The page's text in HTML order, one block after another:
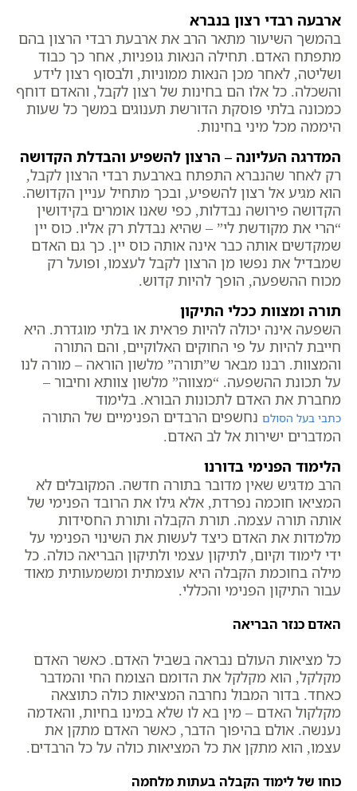
ארבעה רבדי רצון בנברא
בהמשך השיעור מתאר הרב את ארבעת רבדי הרצון בהם
מתפתח האדם. תחילה הנאות גופניות, אחר כך כבוד
ושליטה, לאחר מכן הנאות ממוניות, ולבסוף רצון לידע
והשכלה. כל אלו הם בחינות של רצון לקבל, והאדם דוחף
כמכונה בלתי פוסקת הדורשת תענוגים במשך כל שעות
היממה מכל מיני בחינות.
המדרגה העליונה – הרצון להשפיע והבדלת הקדושה
רק לאחר שהנברא התפתח בארבעת רבדי הרצון לקבל,
הוא מגיע אל רצון להשפיע, ובכך מתחיל עניין הקדושה.
הקדושה פירושה נבדלות, כפי שאנו אומרים בקידושין
“הרי את מקודשת לי” – שהיא נבדלת רק אליו. כוס יין
שמקדשים אותה כבר אינה אותה כוס יין. כך גם האדם
שמבדיל את נפשו מן הרצון לקבל לעצמו, ופועל רק
מכוח ההשפעה, הופך להיות קדוש.
תורה ומצוות ככלי התיקון
השפעה אינה יכולה להיות פראית או בלתי מוגדרת. היא
חייבת להיות על פי החוקים האלוקיים, והם התורה
והמצוות. רבנו מבאר ש”תורה” מלשון הוראה – מורה לנו
על תכונת ההשפעה. “מצווה” מלשון צוותא וחיבור –
מחברת את האדם לתכונות הבורא. בלימוד
כתבי בעל הסולם נחשפים הרבדים הפנימיים של התורה
המדברים ישירות אל לב האדם.
הלימוד הפנימי בדורנו
הרב מדגיש שאין מדובר בתורה חדשה. המקובלים לא
המציאו חוכמה נפרדת, אלא גילו את הרובד הפנימי של
אותה תורה עצמה. תורת הקבלה ותורת החסידות
מלמדות את האדם כיצד לעשות את השינוי הפנימי על
ידי לימוד וקיום, לתיקון עצמי ולתיקון הבריאה כולה. כל
מילה בחוכמת הקבלה היא עוצמתית ומשמעותית מאוד
עבור התיקון הפנימי והכללי.
האדם כנזר הבריאה
כל מציאות העולם נבראה בשביל האדם. כאשר האדם
מקלקל, הוא מקלקל את הדומם הצומח החי והמדבר
כאחד. בדור המבול נחרבה המציאות כולה כתוצאה
מקלקול האדם – מין בא לו שלא במינו בחיות, והאדמה
נענשה. אולם בהיפוך הדבר, כאשר האדם מתקן את
עצמו, הוא מתקן את כל המציאות כולה על כל הרבדים.
כוחו של לימוד הקבלה בעתות מלחמה